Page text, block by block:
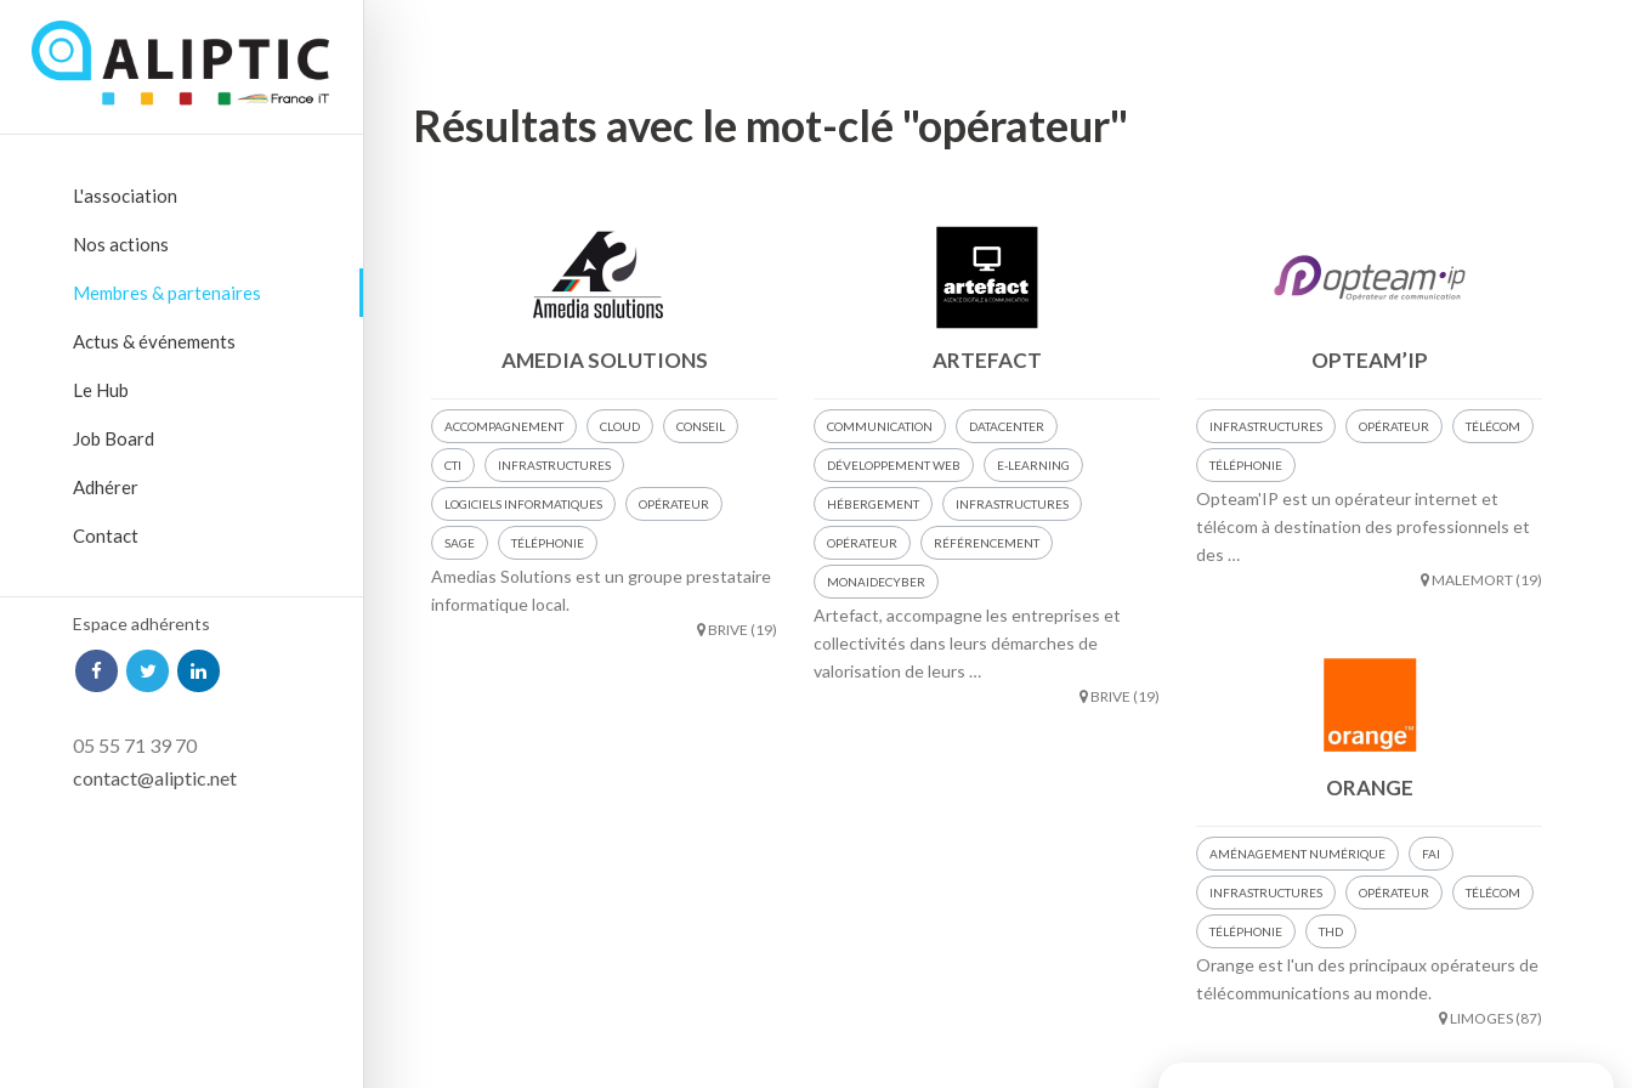
L'association
Nos actions
Membres & partenaires
Actus & événements
Le Hub
Job Board
Adhérer
Contact
Espace adhérents
05 55 71 39 70
contact@aliptic.net
Résultats avec le mot-clé "opérateur"
AMEDIA SOLUTIONS
ACCOMPAGNEMENT CLOUD CONSEIL
CTI INFRASTRUCTURES
LOGICIELS INFORMATIQUES OPÉRATEUR
SAGE TÉLÉPHONIE
Amedias Solutions est un groupe prestataire
informatique local.
BRIVE (19)
ARTEFACT
COMMUNICATION DATACENTER
DÉVELOPPEMENT WEB E-LEARNING
HÉBERGEMENT INFRASTRUCTURES
OPÉRATEUR RÉFÉRENCEMENT
MONAIDECYBER
Artefact, accompagne les entreprises et
collectivités dans leurs démarches de
valorisation de leurs …
BRIVE (19)
OPTEAM’IP
INFRASTRUCTURES OPÉRATEUR TÉLÉCOM
TÉLÉPHONIE
Opteam'IP est un opérateur internet et
télécom à destination des professionnels et
des …
MALEMORT (19)
ORANGE
AMÉNAGEMENT NUMÉRIQUE FAI
INFRASTRUCTURES OPÉRATEUR TÉLÉCOM
TÉLÉPHONIE THD
Orange est l'un des principaux opérateurs de
télécommunications au monde.
LIMOGES (87)